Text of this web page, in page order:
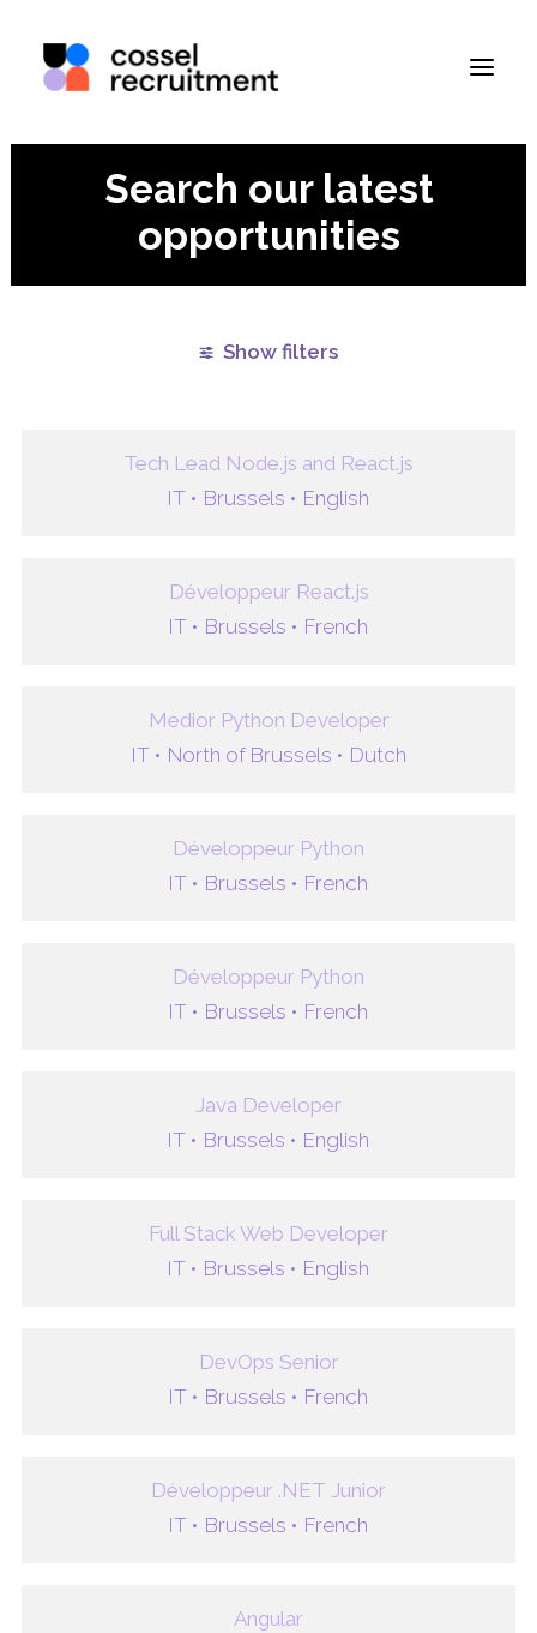
Search our latest
opportunities
Show filters
Tech Lead Node.js and React.js
IT • Brussels • English
Développeur React.js
IT • Brussels • French
Medior Python Developer
IT • North of Brussels • Dutch
Développeur Python
IT • Brussels • French
Développeur Python
IT • Brussels • French
Java Developer
IT • Brussels • English
Full Stack Web Developer
IT • Brussels • English
DevOps Senior
IT • Brussels • French
Développeur .NET Junior
IT • Brussels • French
Angular